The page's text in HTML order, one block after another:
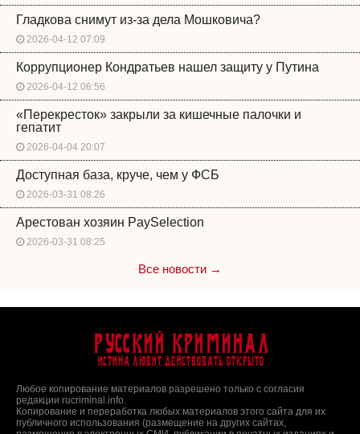
Гладкова снимут из-за дела Мошковича?
2026-04-12 07:09
Коррупционер Кондратьев нашел защиту у Путина
2026-04-12 06:56
«Перекресток» закрыли за кишечные палочки и
гепатит
2026-04-04 20:07
Доступная база, круче, чем у ФСБ
2026-03-31 08:26
Арестован хозяин PaySelection
2026-03-31 08:25
Все новости →
Русский Криминал
Истина любит действовать открыто
Любое копирование материалов разрешено только с согласия
редакции rucriminal.info.
Копирование и переработка любых материалов этого сайта для их
публичного использования (размещение на других сайтах,